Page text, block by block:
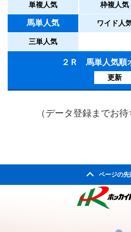
単複人気 枠複人気
馬単人気 ワイド人
三単人気
２Ｒ 馬単人気
更新
（データ登録までお待
ページの先